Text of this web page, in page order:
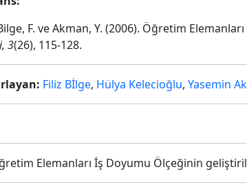
F. ve Akman, Y. (2006). Öğretim
3(26), 115-128.
Filiz Bİlge, Hülya Kelecioğlu, Yasemin
Elemanları İş Doyumu Ölçeğinin